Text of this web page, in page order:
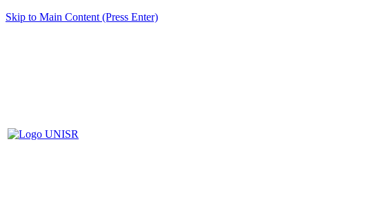
Skip to Main Content (Press Enter)